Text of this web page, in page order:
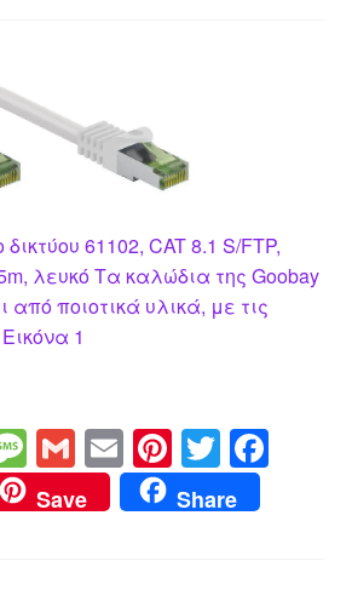
61102, CAT 8.1 S/FTP,
λευκό Τα καλώδια της Goobay
από ποιοτικά υλικά, με τις
1
M
e
ss
G
m
ail
E
m
ail
Pi
nt
er
T
wi
tt
F
Save Share